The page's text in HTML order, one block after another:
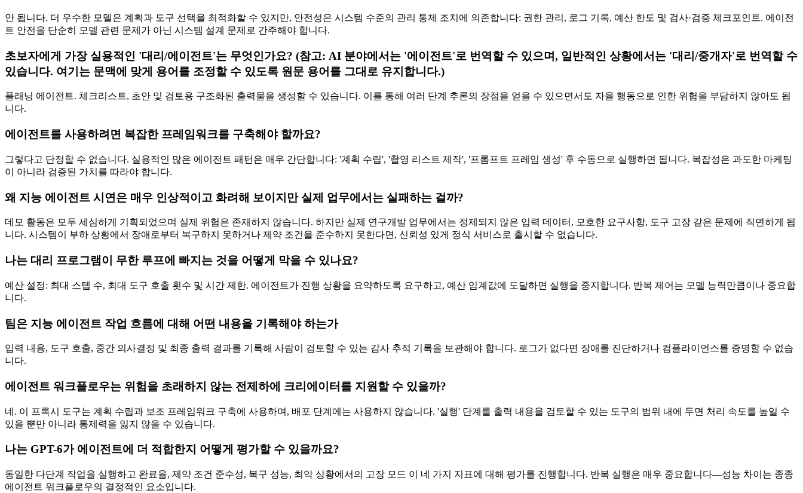
안 됩니다. 더 우수한 모델은 계획과 도구 선택을 최적화할 수 있지만, 안전성은 시스템 수준의 관리 통제 조치에 의존합니다: 권한 관리, 로그 기록, 예산 한도 및 검사·검증 체크포인트. 에이전
트 안전을 단순히 모델 관련 문제가 아닌 시스템 설계 문제로 간주해야 합니다.
초보자에게 가장 실용적인 '대리/에이전트'는 무엇인가요? (참고: AI 분야에서는 '에이전트'로 번역할 수 있으며, 일반적인 상황에서는 '대리/중개자'로 번역할 수
있습니다. 여기는 문맥에 맞게 용어를 조정할 수 있도록 원문 용어를 그대로 유지합니다.)
플래닝 에이전트. 체크리스트, 초안 및 검토용 구조화된 출력물을 생성할 수 있습니다. 이를 통해 여러 단계 추론의 장점을 얻을 수 있으면서도 자율 행동으로 인한 위험을 부담하지 않아도 됩
니다.
에이전트를 사용하려면 복잡한 프레임워크를 구축해야 할까요?
그렇다고 단정할 수 없습니다. 실용적인 많은 에이전트 패턴은 매우 간단합니다: '계획 수립', '촬영 리스트 제작', '프롬프트 프레임 생성' 후 수동으로 실행하면 됩니다. 복잡성은 과도한 마케팅
이 아니라 검증된 가치를 따라야 합니다.
왜 지능 에이전트 시연은 매우 인상적이고 화려해 보이지만 실제 업무에서는 실패하는 걸까?
데모 활동은 모두 세심하게 기획되었으며 실제 위험은 존재하지 않습니다. 하지만 실제 연구개발 업무에서는 정제되지 않은 입력 데이터, 모호한 요구사항, 도구 고장 같은 문제에 직면하게 됩
니다. 시스템이 부하 상황에서 장애로부터 복구하지 못하거나 제약 조건을 준수하지 못한다면, 신뢰성 있게 정식 서비스로 출시할 수 없습니다.
나는 대리 프로그램이 무한 루프에 빠지는 것을 어떻게 막을 수 있나요?
예산 설정: 최대 스텝 수, 최대 도구 호출 횟수 및 시간 제한. 에이전트가 진행 상황을 요약하도록 요구하고, 예산 임계값에 도달하면 실행을 중지합니다. 반복 제어는 모델 능력만큼이나 중요합
니다.
팀은 지능 에이전트 작업 흐름에 대해 어떤 내용을 기록해야 하는가
입력 내용, 도구 호출, 중간 의사결정 및 최종 출력 결과를 기록해 사람이 검토할 수 있는 감사 추적 기록을 보관해야 합니다. 로그가 없다면 장애를 진단하거나 컴플라이언스를 증명할 수 없습
니다.
에이전트 워크플로우는 위험을 초래하지 않는 전제하에 크리에이터를 지원할 수 있을까?
네. 이 프록시 도구는 계획 수립과 보조 프레임워크 구축에 사용하며, 배포 단계에는 사용하지 않습니다. '실행' 단계를 출력 내용을 검토할 수 있는 도구의 범위 내에 두면 처리 속도를 높일 수
있을 뿐만 아니라 통제력을 잃지 않을 수 있습니다.
나는 GPT-6가 에이전트에 더 적합한지 어떻게 평가할 수 있을까요?
동일한 다단계 작업을 실행하고 완료율, 제약 조건 준수성, 복구 성능, 최악 상황에서의 고장 모드 이 네 가지 지표에 대해 평가를 진행합니다. 반복 실행은 매우 중요합니다—성능 차이는 종종
에이전트 워크플로우의 결정적인 요소입니다.